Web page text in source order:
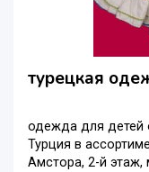
турецкая
одежда для детей
Турция в
Амстора, 2-й